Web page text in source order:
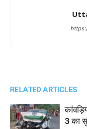
RELATED ARTICLES
3 का